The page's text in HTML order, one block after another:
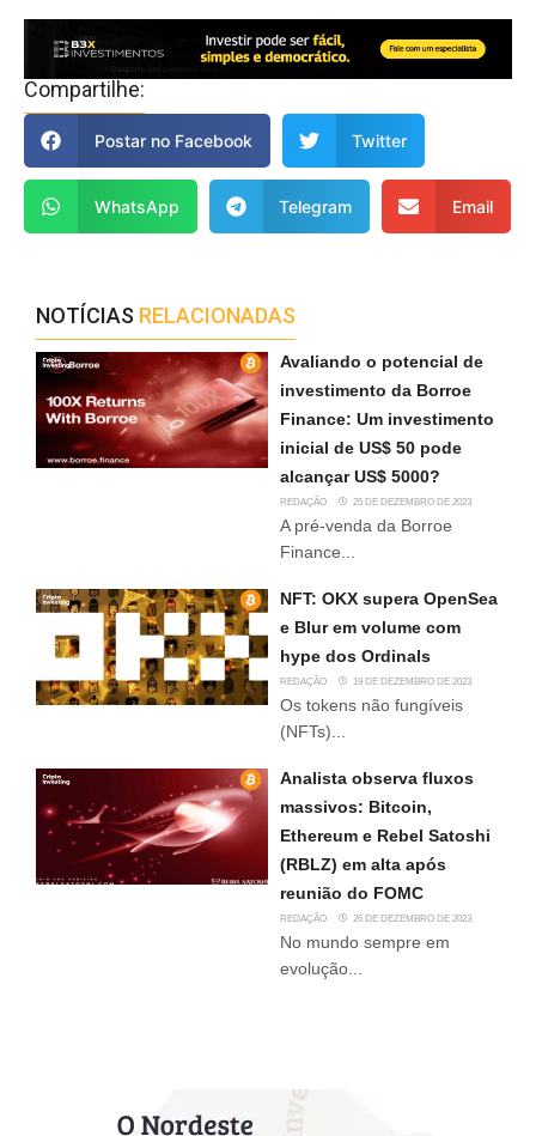
Compartilhe:
Postar no Facebook Twitter
WhatsApp Telegram Email
NOTÍCIAS RELACIONADAS
Avaliando o potencial de
investimento da Borroe
Finance: Um investimento
inicial de US$ 50 pode
alcançar US$ 5000?
REDAÇÃO 25 DE DEZEMBRO DE 2023
A pré-venda da Borroe
Finance...
NFT: OKX supera OpenSea
e Blur em volume com
hype dos Ordinals
REDAÇÃO 19 DE DEZEMBRO DE 2023
Os tokens não fungíveis
(NFTs)...
Analista observa fluxos
massivos: Bitcoin,
Ethereum e Rebel Satoshi
(RBLZ) em alta após
reunião do FOMC
REDAÇÃO 26 DE DEZEMBRO DE 2023
No mundo sempre em
evolução...